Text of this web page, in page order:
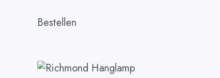
Bestellen